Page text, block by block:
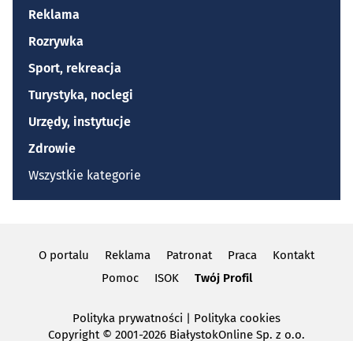
Reklama
Rozrywka
Sport, rekreacja
Turystyka, noclegi
Urzędy, instytucje
Zdrowie
Wszystkie kategorie
O portalu Reklama Patronat Praca
Kontakt
Pomoc
ISOK Twój Profil
Polityka prywatności | Polityka cookies
Copyright © 2001-2026 BiałystokOnline Sp. z o.o.